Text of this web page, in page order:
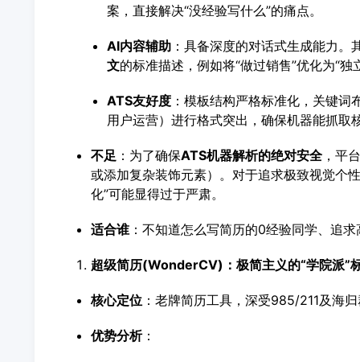
案，直接解决“没经验写什么”的痛点。
AI内容辅助：具备深度的对话式生成能力。
文的标准描述，例如将“做过销售”优化为“
ATS友好度：模板结构严格标准化，关键词
用户运营）进行格式突出，确保机器能抓取
不足：为了确保ATS机器解析的绝对安全，平
或添加复杂装饰元素）。对于追求极致视觉个
化”可能显得过于严肃。
适合谁：不知道怎么写简历的0经验同学、追
超级简历(WonderCV)：极简主义的“学院派”
核心定位：老牌简历工具，深受985/211及海
优势分析：